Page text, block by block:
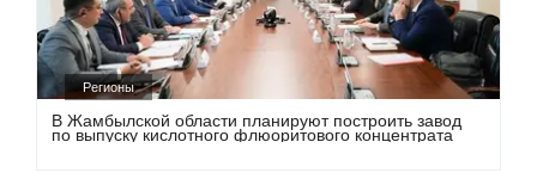
Регионы
В Жамбылской области планируют построить завод
по выпуску кислотного флюоритового концентрата